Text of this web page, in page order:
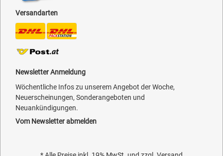
Versandarten
Newsletter Anmeldung
Wöchentliche Infos zu unserem Angebot der Woche,
Neuerscheinungen, Sonderangeboten und
Neuankündigungen.
Vom Newsletter abmelden